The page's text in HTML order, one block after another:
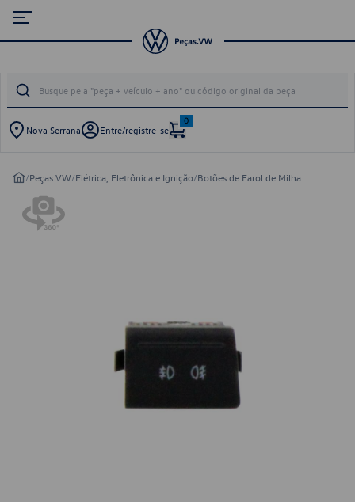
Nova Serrana Entre/registre-se
0
/Peças VW/Elétrica, Eletrônica e Ignição/Botões de Farol de Milha